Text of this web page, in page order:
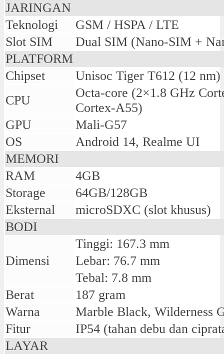
JARINGAN
Teknologi
GSM / HSPA / LTE
Slot SIM
Dual SIM (Nano-SIM +
PLATFORM
Chipset
Unisoc Tiger T612 (12 nm)
CPU
Octa-core (2×1.8 GHz
Cortex-A55)
GPU
Mali-G57
OS
Android 14, Realme UI
MEMORI
RAM
4GB
Storage
64GB/128GB
Eksternal
microSDXC (slot khusus)
BODI
Dimensi
Tinggi: 167.3 mm
Lebar: 76.7 mm
Tebal: 7.8 mm
Berat
187 gram
Warna
Marble Black, Wilderness
Fitur
IP54 (tahan debu dan
LAYAR